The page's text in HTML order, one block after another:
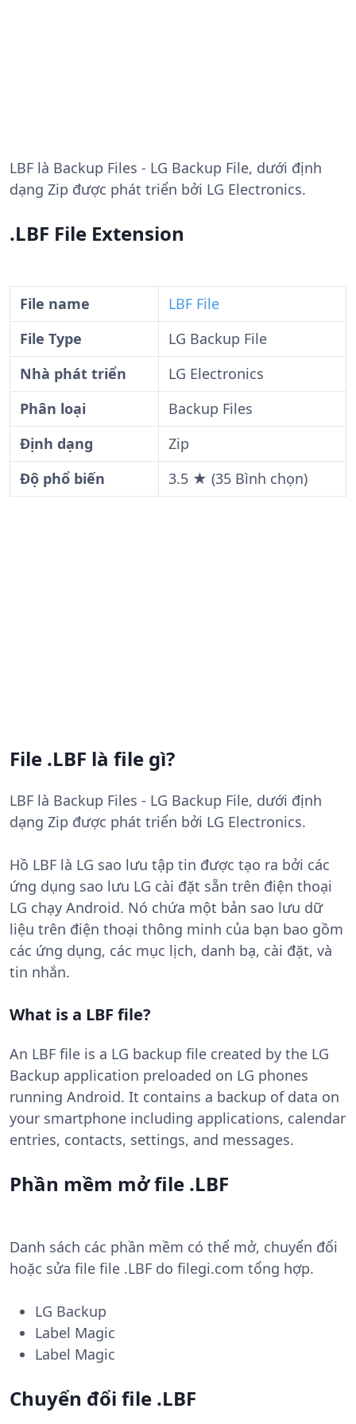
LBF là Backup Files - LG Backup File, dưới định
dạng Zip được phát triển bởi LG Electronics.
.LBF File Extension
File name
LBF File
File Type
LG Backup File
Nhà phát triển
LG Electronics
Phân loại
Backup Files
Định dạng
Zip
Độ phổ biến
3.5 ★ (35 Bình chọn)
File .LBF là file gì?
LBF là Backup Files - LG Backup File, dưới định
dạng Zip được phát triển bởi LG Electronics.
Hồ LBF là LG sao lưu tập tin được tạo ra bởi các
ứng dụng sao lưu LG cài đặt sẵn trên điện thoại
LG chạy Android. Nó chứa một bản sao lưu dữ
liệu trên điện thoại thông minh của bạn bao gồm
các ứng dụng, các mục lịch, danh bạ, cài đặt, và
tin nhắn.
What is a LBF file?
An LBF file is a LG backup file created by the LG
Backup application preloaded on LG phones
running Android. It contains a backup of data on
your smartphone including applications, calendar
entries, contacts, settings, and messages.
Phần mềm mở file .LBF
Danh sách các phần mềm có thể mở, chuyển đổi
hoặc sửa file file .LBF do filegi.com tổng hợp.
LG Backup
Label Magic
Label Magic
Chuyển đổi file .LBF